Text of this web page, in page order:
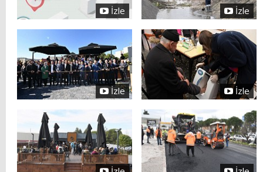
İzle İzle
İzle İzle